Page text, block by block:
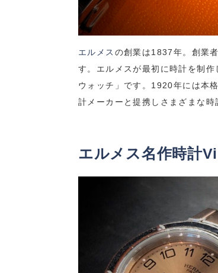
エルメス の創業は1837年。創業
す。エルメスが最初に時計を制
ウォッチ」です。1920年には本
計メーカーと提携しさまざまな時
エルメス名作時計